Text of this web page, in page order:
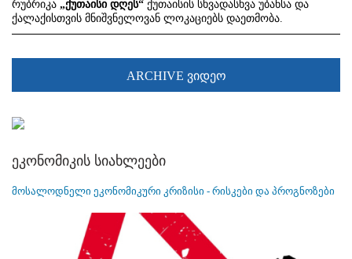
რუბრიკა „ქუთაისი დღეს“ ქუთაისის სხვადასხვა უბანსა და
ქალაქისთვის მნიშვნელოვან ლოკაციებს დაეთმობა.
ARCHIVE ვიდეო
ეკონომიკის სიახლეები
მოსალოდნელი ეკონომიკური კრიზისი - რისკები და პროგნოზები